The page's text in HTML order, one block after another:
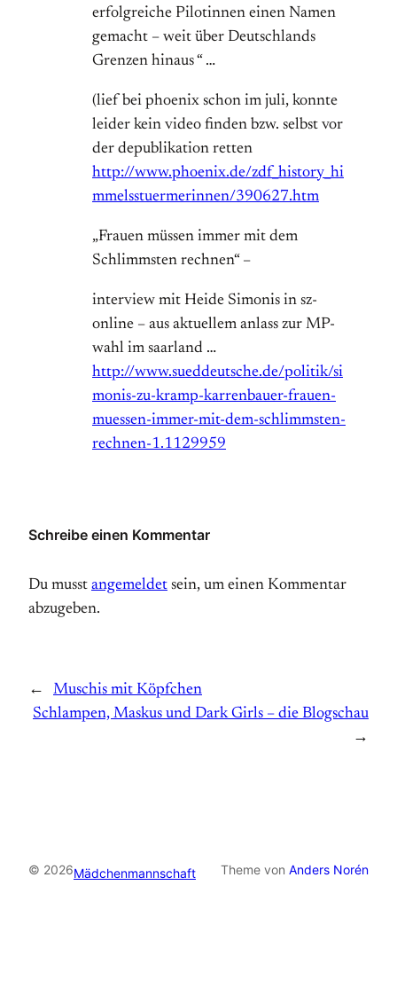
erfolgreiche Pilotinnen einen Namen
gemacht – weit über Deutschlands
Grenzen hinaus “ …
(lief bei phoenix schon im juli, konnte
leider kein video finden bzw. selbst vor
der depublikation retten
http://www.phoenix.de/zdf_history_hi
mmelsstuermerinnen/390627.htm
„Frauen müssen immer mit dem
Schlimmsten rechnen“ –
interview mit Heide Simonis in sz-
online – aus aktuellem anlass zur MP-
wahl im saarland …
http://www.sueddeutsche.de/politik/si
monis-zu-kramp-karrenbauer-frauen-
muessen-immer-mit-dem-schlimmsten-
rechnen-1.1129959
Schreibe einen Kommentar
Du musst angemeldet sein, um einen Kommentar
abzugeben.
←
Muschis mit Köpfchen
Schlampen, Maskus und Dark Girls – die Blogschau
→
© 2026Mädchenmannschaft Theme von Anders Norén